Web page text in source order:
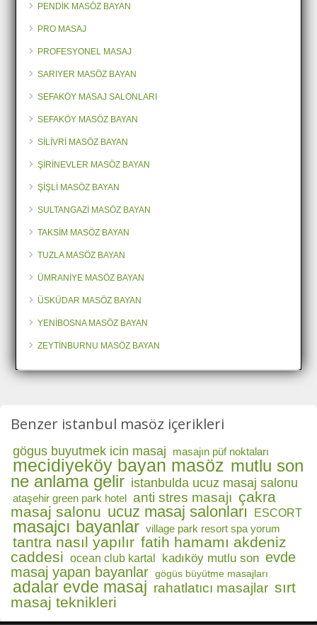
PENDİK MASÖZ BAYAN
PRO MASAJ
PROFESYONEL MASAJ
SARIYER MASÖZ BAYAN
SEFAKÖY MASAJ SALONLARI
SEFAKÖY MASÖZ BAYAN
SİLİVRİ MASÖZ BAYAN
ŞİRİNEVLER MASÖZ BAYAN
ŞİŞLİ MASÖZ BAYAN
SULTANGAZİ MASÖZ BAYAN
TAKSİM MASÖZ BAYAN
TUZLA MASÖZ BAYAN
ÜMRANİYE MASÖZ BAYAN
ÜSKÜDAR MASÖZ BAYAN
YENİBOSNA MASÖZ BAYAN
ZEYTİNBURNU MASÖZ BAYAN
Benzer istanbul masöz içerikleri
gögus buyutmek icin masaj masajın püf noktaları
mecidiyeköy bayan masöz mutlu son
ne anlama gelir istanbulda ucuz masaj salonu
ataşehir green park hotel anti stres masajı çakra
masaj salonu ucuz masaj salonları ESCORT
masajcı bayanlar village park resort spa yorum
tantra nasıl yapılır fatih hamamı akdeniz
caddesi ocean club kartal kadıköy mutlu son evde
masaj yapan bayanlar gögüs büyütme masajları
adalar evde masaj rahatlatıcı masajlar sırt
masaj teknikleri